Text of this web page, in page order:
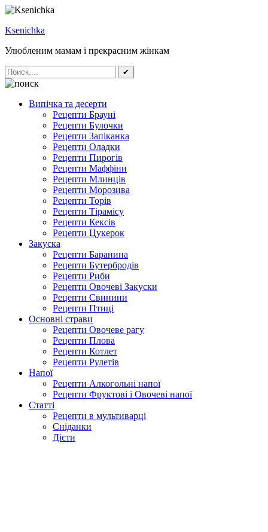
Ksenichka
Улюбленим мамам і прекрасним жінкам
✔
Випічка та десерти
Рецепти Брауні
Рецепти Булочки
Рецепти Запіканка
Рецепти Оладки
Рецепти Пирогів
Рецепти Маффіни
Рецепти Млинців
Рецепти Морозива
Рецепти Торів
Рецепти Тірамісу
Рецепти Кексів
Рецепти Цукерок
Закуска
Рецепти Баранина
Рецепти Бутербродів
Рецепти Риби
Рецепти Овочеві Закуски
Рецепти Свинини
Рецепти Птиці
Основні страви
Рецепти Овочеве рагу
Рецепти Плова
Рецепти Котлет
Рецепти Рулетів
Напої
Рецепти Алкогольні напої
Рецепти Фруктові і Овочеві напої
Статті
Рецепти в мультиварці
Сніданки
Дієти